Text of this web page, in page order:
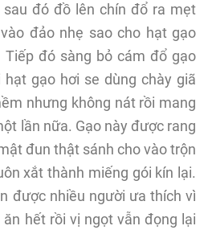
sau đó đồ lên chín đổ ra mẹt
đảo nhẹ sao cho hạt gạo
Tiếp đó sàng bỏ cám đổ gạo
gạo hơi se dùng chày giã
nhưng không nát rồi mang
lần nữa. Gạo này được rang
đun thật sánh cho vào trộn
xắt thành miếng gói kín lại.
được nhiều người ưa thích vì
hết rồi vị ngọt vẫn đọng lại